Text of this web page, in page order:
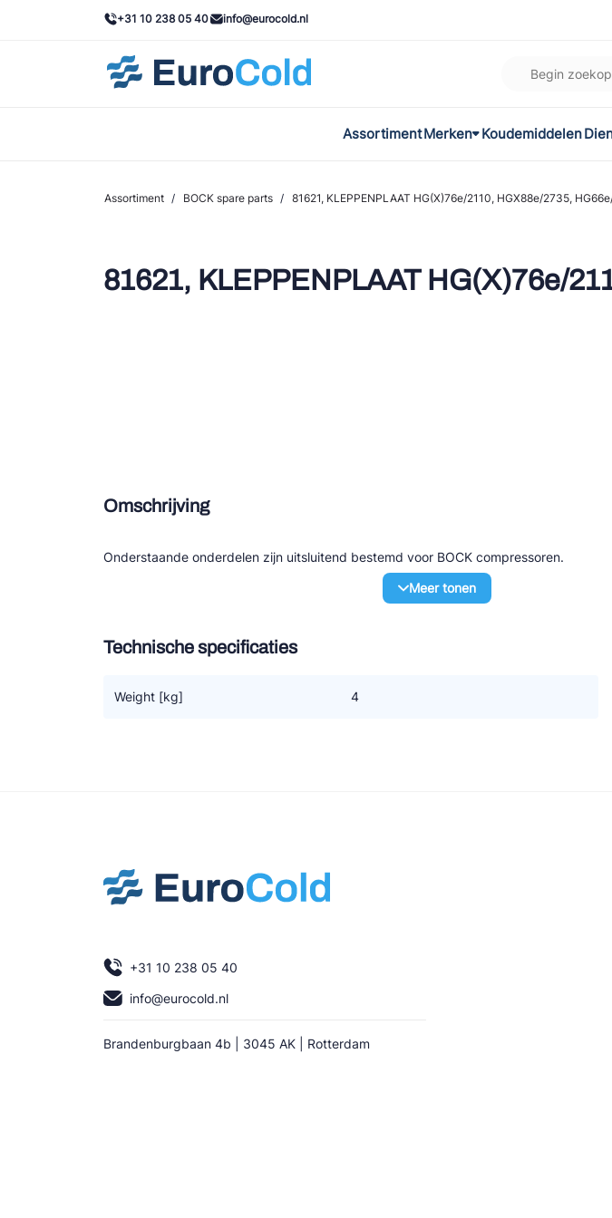
+31 10 238 05 40 info@eurocold.nl
AssortimentMerken
Castel
AWA
Koudemiddelen
Assortiment / BOCK spare parts / 81621, KLEPPENPLAAT HG(X)76e/2110, HGX88e/2735,
81621, KLEPPENPLAAT HG(X)76e/
Omschrijving
Onderstaande onderdelen zijn uitsluitend bestemd voor BOCK compressoren.
Meer tonen
Technische specificaties
Weight [kg] 4
+31 10 238 05 40
info@eurocold.nl
Brandenburgbaan 4b | 3045 AK | Rotterdam